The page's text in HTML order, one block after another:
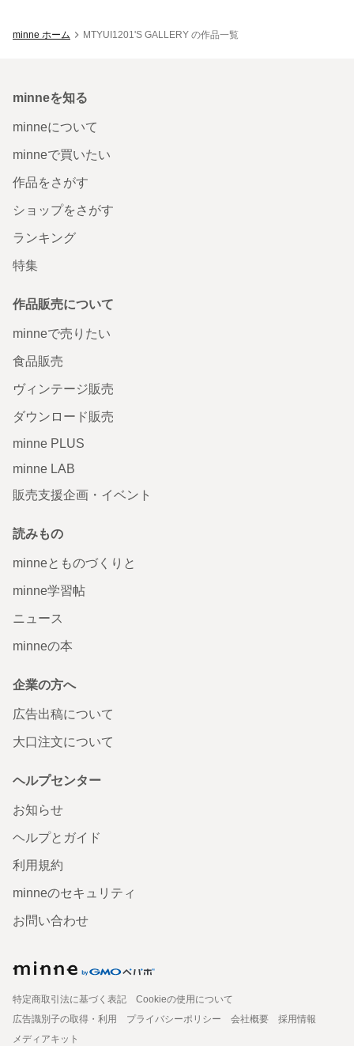
minne ホーム MTYUI1201'S GALLERY の作品一覧
minneを知る
minneについて
minneで買いたい
作品をさがす
ショップをさがす
ランキング
特集
作品販売について
minneで売りたい
食品販売
ヴィンテージ販売
ダウンロード販売
minne PLUS
minne LAB
販売支援企画・イベント
読みもの
minneとものづくりと
minne学習帖
ニュース
minneの本
企業の方へ
広告出稿について
大口注文について
ヘルプセンター
お知らせ
ヘルプとガイド
利用規約
minneのセキュリティ
お問い合わせ
特定商取引法に基づく表記
Cookieの使用について
広告識別子の取得・利用
プライバシーポリシー 会社概要
採用情報
メディアキット